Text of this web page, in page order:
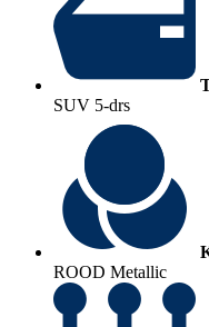
SUV 5-drs
ROOD Metallic